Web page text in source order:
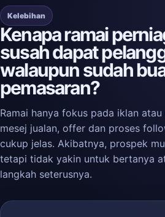
Kelebihan
Kenapa ramai
susah dapat
walaupun sudah
pemasaran?
Ramai hanya fokus pada iklan
mesej jualan, offer dan proses
cukup jelas. Akibatnya, prospek
tetapi tidak yakin untuk bertanya
langkah seterusnya.